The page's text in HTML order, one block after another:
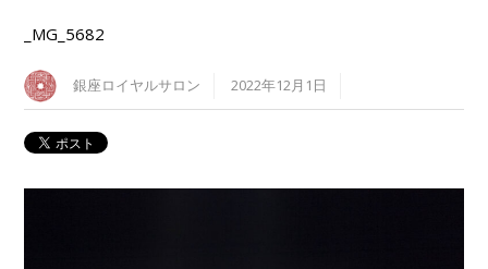
_MG_5682
銀座ロイヤルサロン 2022年12月1日